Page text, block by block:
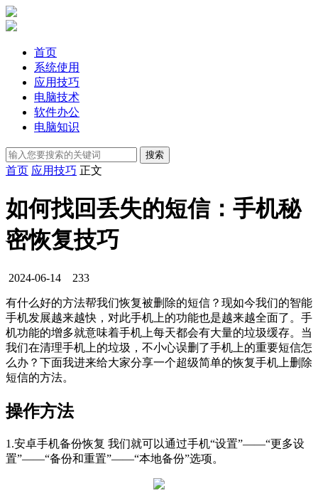
首页
系统使用
应用技巧
电脑技术
软件办公
电脑知识
首页 应用技巧 正文
如何找回丢失的短信：手机秘
密恢复技巧
2024-06-14 233
有什么好的方法帮我们恢复被删除的短信？现如今我们的智能
手机发展越来越快，对此手机上的功能也是越来越全面了。手
机功能的增多就意味着手机上每天都会有大量的垃圾缓存。当
我们在清理手机上的垃圾，不小心误删了手机上的重要短信怎
么办？下面我进来给大家分享一个超级简单的恢复手机上删除
短信的方法。
操作方法
1.安卓手机备份恢复 我们就可以通过手机“设置”——“更多设
置”——“备份和重置”——“本地备份”选项。